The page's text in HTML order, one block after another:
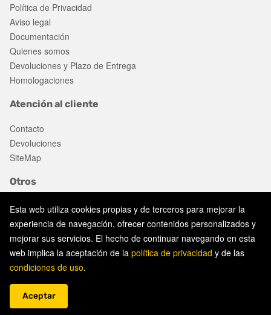
Política de Privacidad
Aviso legal
Documentación
Quienes somos
Devoluciones y Plazo de Entrega
Homologaciones
Atención al cliente
Contacto
Devoluciones
SiteMap
Otros
Ofertas
Aviso legal
© 2026 gonplac. Todos los derechos reservados.
Esta web utiliza cookies propias y de terceros para mejorar la
experiencia de navegación, ofrecer contenidos personalizados y
mejorar sus servicios. El hecho de continuar navegando en esta
web implica la aceptación de la política de privacidad y de las
condiciones de uso.
Aceptar